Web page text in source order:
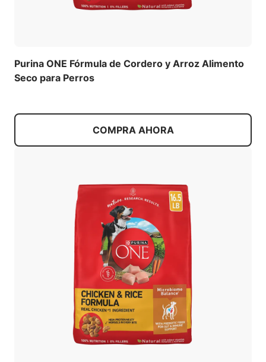
Purina ONE Fórmula de Cordero y Arroz Alimento
Seco para Perros
COMPRA AHORA